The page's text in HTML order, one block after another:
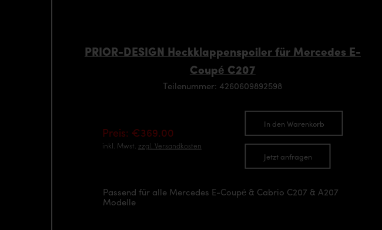
PRIOR-DESIGN Heckklappenspoiler für Mercedes E-
Coupé C207
Teilenummer: 4260609892598
Preis: €369.00
inkl. Mwst. zzgl. Versandkosten
In den Warenkorb
Jetzt anfragen
Passend für alle Mercedes E-Coupé & Cabrio C207 & A207
Modelle